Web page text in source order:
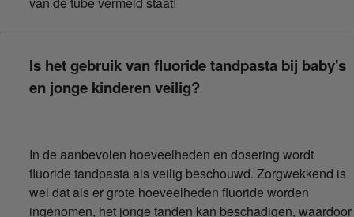
Is het gebruik van fluoride tandpasta bij baby's
en jonge kinderen veilig?
In de aanbevolen hoeveelheden en dosering wordt
fluoride tandpasta als veilig beschouwd. Zorgwekkend is
wel dat als er grote hoeveelheden fluoride worden
ingenomen, het jonge tanden kan beschadigen, waardoor